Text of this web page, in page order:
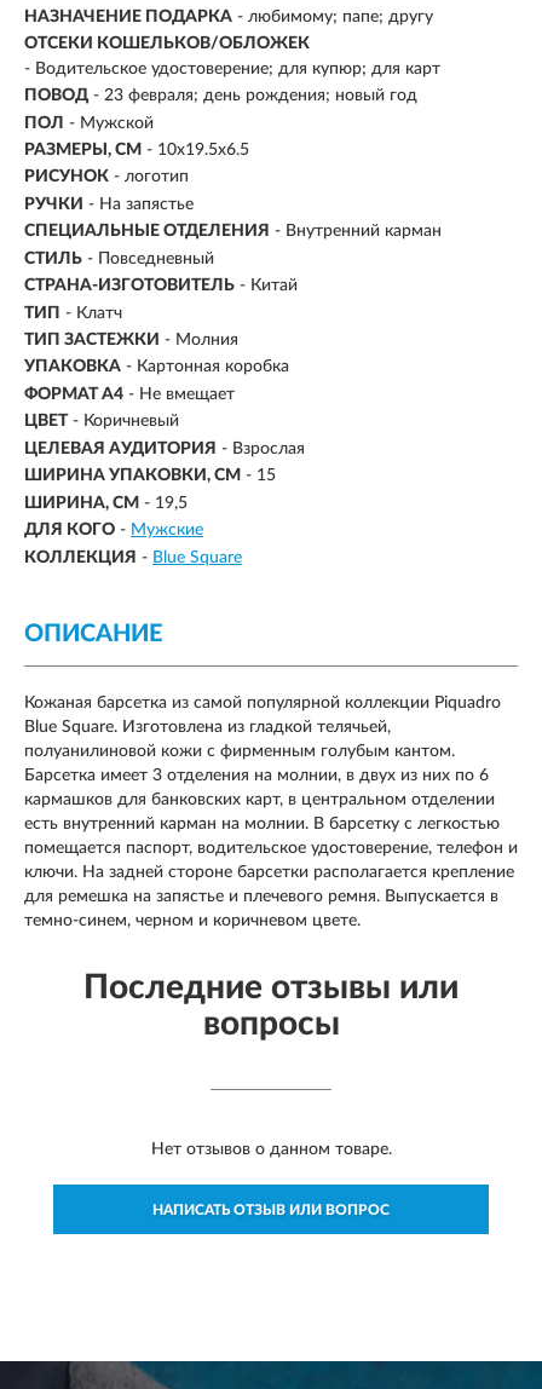
НАЗНАЧЕНИЕ ПОДАРКА - любимому; папе; другу
ОТСЕКИ КОШЕЛЬКОВ/ОБЛОЖЕК
- Водительское удостоверение; для купюр; для карт
ПОВОД - 23 февраля; день рождения; новый год
ПОЛ - Мужской
РАЗМЕРЫ, СМ - 10x19.5x6.5
РИСУНОК - логотип
РУЧКИ - На запястье
СПЕЦИАЛЬНЫЕ ОТДЕЛЕНИЯ - Внутренний карман
СТИЛЬ - Повседневный
СТРАНА-ИЗГОТОВИТЕЛЬ - Китай
ТИП - Клатч
ТИП ЗАСТЕЖКИ - Молния
УПАКОВКА - Картонная коробка
ФОРМАТ А4 - Не вмещает
ЦВЕТ - Коричневый
ЦЕЛЕВАЯ АУДИТОРИЯ - Взрослая
ШИРИНА УПАКОВКИ, СМ - 15
ШИРИНА, СМ - 19,5
ДЛЯ КОГО - Мужские
КОЛЛЕКЦИЯ - Blue Square
ОПИСАНИЕ
Кожаная барсетка из самой популярной коллекции Piquadro
Blue Square. Изготовлена из гладкой телячьей,
полуанилиновой кожи с фирменным голубым кантом.
Барсетка имеет 3 отделения на молнии, в двух из них по 6
кармашков для банковских карт, в центральном отделении
есть внутренний карман на молнии. В барсетку с легкостью
помещается паспорт, водительское удостоверение, телефон и
ключи. На задней стороне барсетки располагается крепление
для ремешка на запястье и плечевого ремня. Выпускается в
темно-синем, черном и коричневом цвете.
Последние отзывы или
вопросы
Нет отзывов о данном товаре.
НАПИСАТЬ ОТЗЫВ ИЛИ ВОПРОС